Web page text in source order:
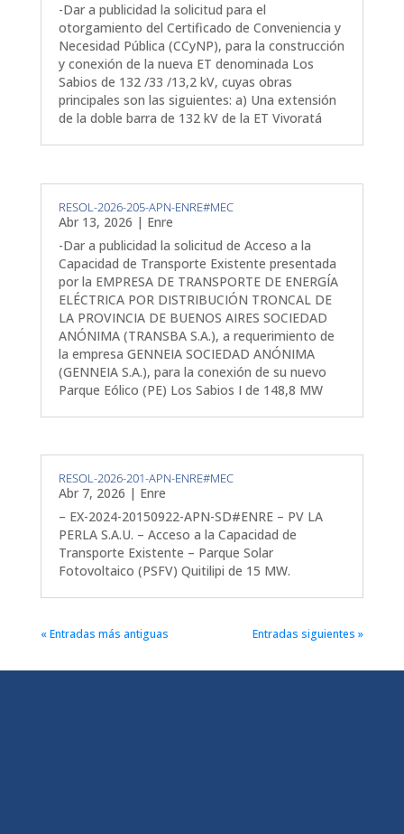
-Dar a publicidad la solicitud para el
otorgamiento del Certificado de Conveniencia y
Necesidad Pública (CCyNP), para la construcción
y conexión de la nueva ET denominada Los
Sabios de 132 /33 /13,2 kV, cuyas obras
principales son las siguientes: a) Una extensión
de la doble barra de 132 kV de la ET Vivoratá
RESOL-2026-205-APN-ENRE#MEC
Abr 13, 2026 | Enre
-Dar a publicidad la solicitud de Acceso a la
Capacidad de Transporte Existente presentada
por la EMPRESA DE TRANSPORTE DE ENERGÍA
ELÉCTRICA POR DISTRIBUCIÓN TRONCAL DE
LA PROVINCIA DE BUENOS AIRES SOCIEDAD
ANÓNIMA (TRANSBA S.A.), a requerimiento de
la empresa GENNEIA SOCIEDAD ANÓNIMA
(GENNEIA S.A.), para la conexión de su nuevo
Parque Eólico (PE) Los Sabios I de 148,8 MW
RESOL-2026-201-APN-ENRE#MEC
Abr 7, 2026 | Enre
– EX-2024-20150922-APN-SD#ENRE – PV LA
PERLA S.A.U. – Acceso a la Capacidad de
Transporte Existente – Parque Solar
Fotovoltaico (PSFV) Quitilipi de 15 MW.
« Entradas más antiguas Entradas siguientes »